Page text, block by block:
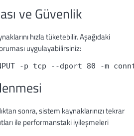
ve Güvenlik
hızla tüketebilir. Aşağıdaki
uygulayabilirsiniz:
-p tcp --dport 80 -m
sonra, sistem kaynaklarınızı tekrar
ile performanstaki iyileşmeleri